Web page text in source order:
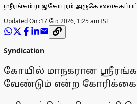
ஸ்ரீரங்கம் ராஜகோபுரம் அருகே
Updated On :17 மே 2026, 1:25 am IST
Syndication
கோயில் மாநகரான ஸ்ரீரங்கம்
வேண்டும் என்ற கோரிக்கை